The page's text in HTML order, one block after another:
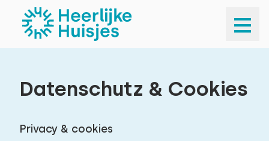
Datenschutz & Cookies
Privacy & cookies